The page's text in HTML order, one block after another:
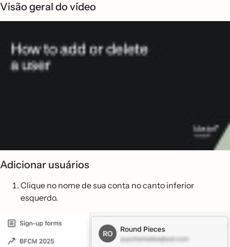
Visão geral do vídeo
Adicionar usuários
Clique no nome de sua conta no canto inferior
esquerdo.